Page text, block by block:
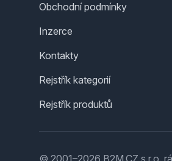
Obchodní podmínky
Inzerce
Kontakty
Rejstřík kategorií
Rejstřík produktů